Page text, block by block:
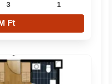
3 1
Ft